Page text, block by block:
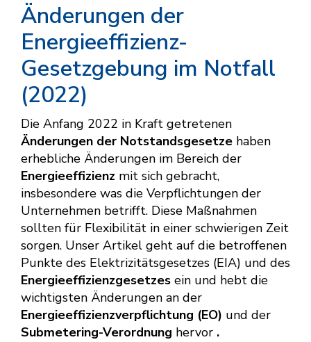
Änderungen der
Energieeffizienz-
Gesetzgebung im Notfall
(2022)
Die Anfang 2022 in Kraft getretenen
Änderungen der Notstandsgesetze haben
erhebliche Änderungen im Bereich der
Energieeffizienz mit sich gebracht,
insbesondere was die Verpflichtungen der
Unternehmen betrifft. Diese Maßnahmen
sollten für Flexibilität in einer schwierigen Zeit
sorgen. Unser Artikel geht auf die betroffenen
Punkte des Elektrizitätsgesetzes (EIA) und des
Energieeffizienzgesetzes ein und hebt die
wichtigsten Änderungen an der
Energieeffizienzverpflichtung (EO) und der
Submetering-Verordnung hervor .